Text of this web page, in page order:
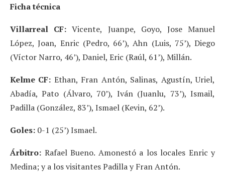
Ficha técnica
Villarreal CF: Vicente, Juanpe, Goyo, Jose Manuel
López, Joan, Enric (Pedro, 66’), Ahn (Luis, 75’), Diego
(Víctor Narro, 46’), Daniel, Eric (Raúl, 61’), Millán.
Kelme CF: Ethan, Fran Antón, Salinas, Agustín, Uriel,
Abadía, Pato (Álvaro, 70’), Iván (Juanlu, 73’), Ismail,
Padilla (González, 83’), Ismael (Kevin, 62’).
Goles: 0-1 (25’) Ismael.
Árbitro: Rafael Bueno. Amonestó a los locales Enric y
Medina; y a los visitantes Padilla y Fran Antón.